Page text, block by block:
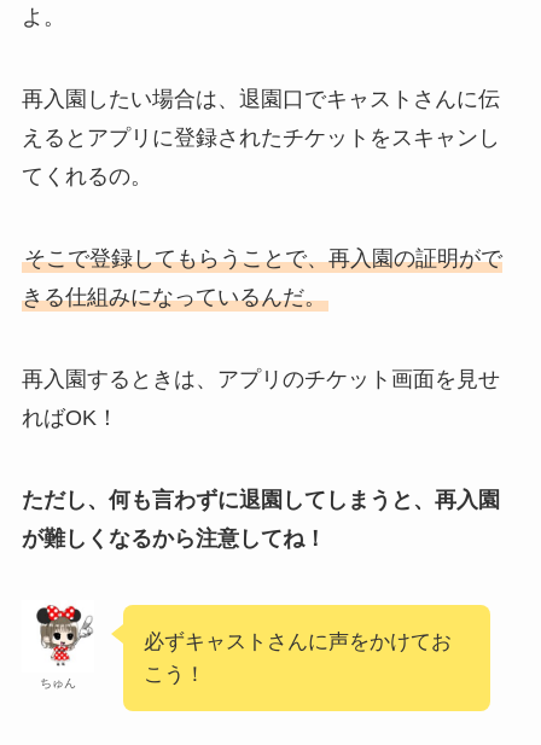
よ。
再入園したい場合は、退園口でキャストさんに伝
えるとアプリに登録されたチケットをスキャンし
てくれるの。
そこで登録してもらうことで、再入園の証明がで
きる仕組みになっているんだ。
再入園するときは、アプリのチケット画面を見せ
ればOK！
ただし、何も言わずに退園してしまうと、再入園
が難しくなるから注意してね！
ちゅん
必ずキャストさんに声をかけてお
こう！